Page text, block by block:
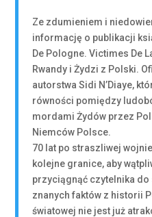
Ze zdumieniem i
informację o publikacji
De Pologne. Victimes De
Rwandy i Żydzi z Polski.
autorstwa Sidi N’Diaye,
równości pomiędzy
mordami Żydów przez
Niemców Polsce.
70 lat po straszliwej
kolejne granice, aby
przyciągnąć czytelnika
znanych faktów z historii
światowej nie jest już